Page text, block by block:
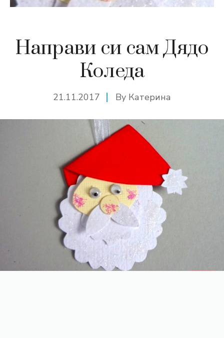
Направи си сам Дядо
Коледа
21.11.2017 By Катерина